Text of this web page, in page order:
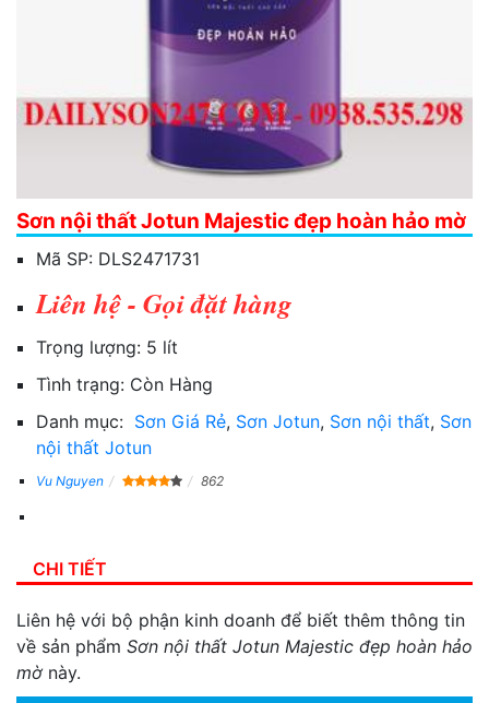
Sơn nội thất Jotun Majestic đẹp hoàn hảo mờ
Mã SP: DLS2471731
Liên hệ - Gọi đặt hàng
Trọng lượng: 5 lít
Tình trạng: Còn Hàng
Danh mục: Sơn Giá Rẻ, Sơn Jotun, Sơn nội thất, Sơn
nội thất Jotun
Vu Nguyen 862
CHI TIẾT
Liên hệ với bộ phận kinh doanh để biết thêm thông tin
về sản phẩm Sơn nội thất Jotun Majestic đẹp hoàn hảo
mờnày.